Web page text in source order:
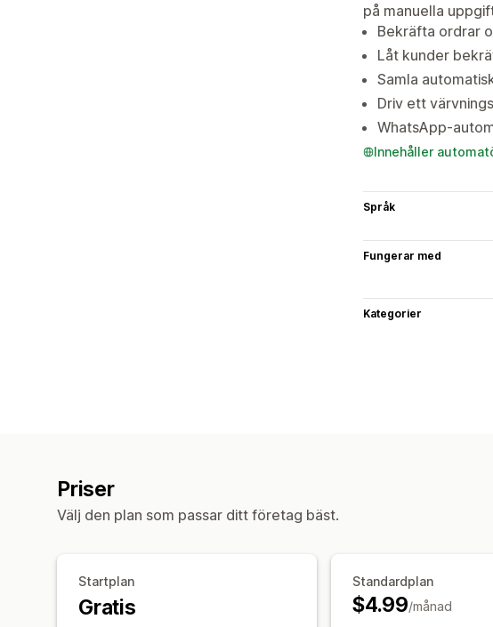
på manuella
Bekräfta ordrar
Låt kunder
Samla
Driv ett
WhatsApp-
Innehåller
Språk
Fungerar med
Kategorier
Priser
Välj den plan som passar ditt företag bäst.
Startplan
Gratis
Standardplan
$4.99/månad